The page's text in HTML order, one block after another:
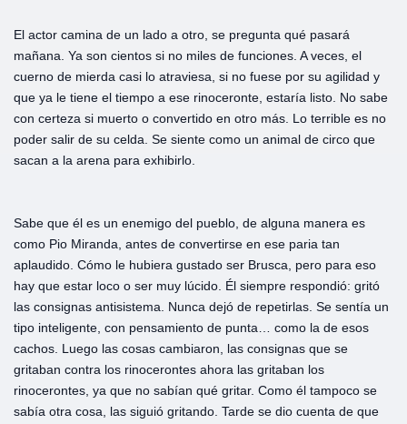
El actor camina de un lado a otro, se pregunta qué pasará
mañana. Ya son cientos si no miles de funciones. A veces, el
cuerno de mierda casi lo atraviesa, si no fuese por su agilidad y
que ya le tiene el tiempo a ese rinoceronte, estaría listo. No sabe
con certeza si muerto o convertido en otro más. Lo terrible es no
poder salir de su celda. Se siente como un animal de circo que
sacan a la arena para exhibirlo.
Sabe que él es un enemigo del pueblo, de alguna manera es
como Pio Miranda, antes de convertirse en ese paria tan
aplaudido. Cómo le hubiera gustado ser Brusca, pero para eso
hay que estar loco o ser muy lúcido. Él siempre respondió: gritó
las consignas antisistema. Nunca dejó de repetirlas. Se sentía un
tipo inteligente, con pensamiento de punta… como la de esos
cachos. Luego las cosas cambiaron, las consignas que se
gritaban contra los rinocerontes ahora las gritaban los
rinocerontes, ya que no sabían qué gritar. Como él tampoco se
sabía otra cosa, las siguió gritando. Tarde se dio cuenta de que